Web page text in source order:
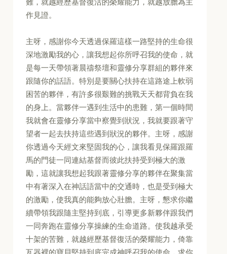
作見證。
主呀，感謝你今天透過保羅這樣一路堅持的生命很
深地激勵我的心，讓我想起你所呼召我的使命，就
是每一天帶領著晨禱祭壇和靈修分享群組的夥伴來
跟隨你的話語。特別是要關心扶持在這路途上軟弱
困苦的夥伴，有許多很艱難的挑戰天天都背負在我
的身上。當夥伴一遇到生活中的患難，第一個時間
我就會在靈修分享當中察覺到狀況，我就要跟著守
望者一起去扶持這些遇到狀況的夥伴。主呀，感謝
你透過今天經文來堅固我的心，讓我看見保羅跟羅
馬的門徒一同連結基督而彼此扶持受到極大的激
勵，這就讓我想起我跟著靈修分享的夥伴在聚集當
中有著深入在神話語當中的交通時，也是受到極大
的激勵，使我真的能夠放心壯膽。主呀，懇求你繼
續帶領我跟隨主堅持到底，引導更多新夥伴跟我們
一同奔跑在靈修分享操練的生命道路。使我越承受
十架的苦難，就越經歷基督復活的榮耀能力，倚靠